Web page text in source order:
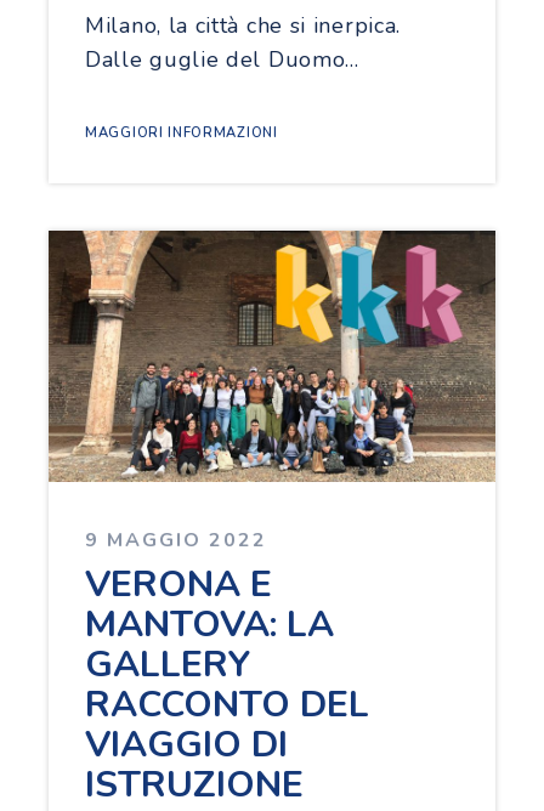
Milano, la città che si inerpica.
Dalle guglie del Duomo…
MAGGIORI INFORMAZIONI
9 MAGGIO 2022
VERONA E
MANTOVA: LA
GALLERY
RACCONTO DEL
VIAGGIO DI
ISTRUZIONE